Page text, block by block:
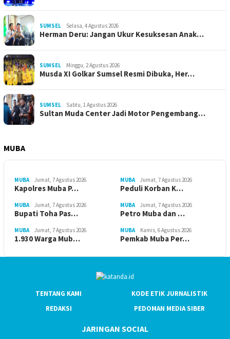
SUMSEL Selasa, 4 Agustus 2026
Herman Deru: Jangan Ukur Kesuksesan Anak…
SUMSEL Minggu, 2 Agustus 2026
Musda XI Golkar Sumsel Resmi Dibuka, Her…
SUMSEL Sabtu, 1 Agustus 2026
Sultan Muda Center Jadi Motor Pengembang…
MUBA
MUBA Jumat, 7 Agustus 2026
Kapolres Muba P…
MUBA Jumat, 7 Agustus 2026
Peduli Korban K…
MUBA Jumat, 7 Agustus 2026
Bupati Toha Pas…
MUBA Jumat, 7 Agustus 2026
Petro Muba dan …
MUBA Jumat, 7 Agustus 2026
1.930 Warga Mub…
MUBA Kamis, 6 Agustus 2026
Pemkab Muba Per…
TENTANG KAMI
KODE ETIK JURNALISTIK
REDAKSI
PEDOMAN MEDIA SIBER
JARINGAN SOCIAL